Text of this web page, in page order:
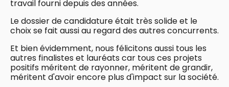
travail fourni depuis des années.
Le dossier de candidature était très solide et le
choix se fait aussi au regard des autres concurrents.
Et bien évidemment, nous félicitons aussi tous les
autres finalistes et lauréats car tous ces projets
positifs méritent de rayonner, méritent de grandir,
méritent d'avoir encore plus d'impact sur la société.